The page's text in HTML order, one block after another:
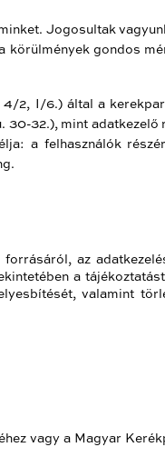
Jogosultak
körülmények gondos
4/2, I/6.) által a
30-32.), mint adatkezelő
a felhasználók
az
a
valamint
vagy a Magyar